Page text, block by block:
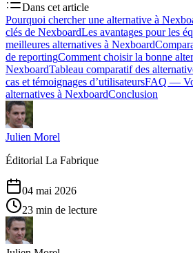
Dans cet article
Pourquoi chercher une alternative à
clés de NexboardLes avantages pour les
meilleures alternatives à Nexboard
de reportingComment choisir la bonne
NexboardTableau comparatif des
cas et témoignages d’utilisateursFAQ —
alternatives à NexboardConclusion
Julien Morel
Éditorial La Fabrique
04 mai 2026
23 min de lecture